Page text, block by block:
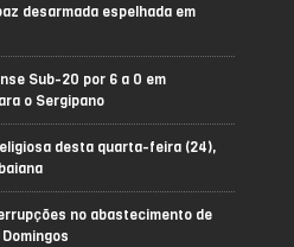
desarmada espelhada em
Sub-20 por 6 a 0 em
o Sergipano
desta quarta-feira (24),
no abastecimento de